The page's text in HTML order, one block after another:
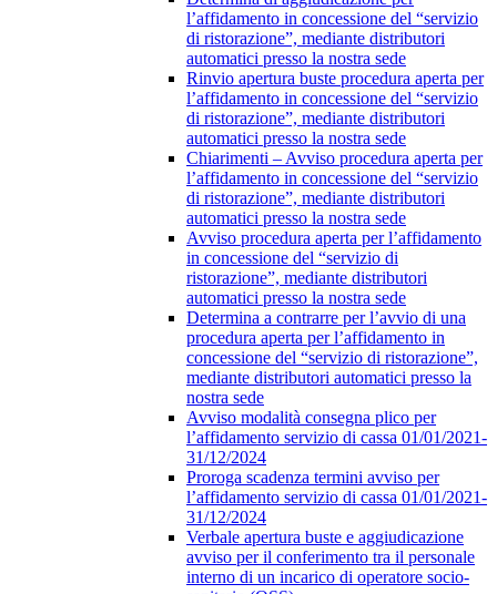
l’affidamento in concessione del “servizio
di ristorazione”, mediante distributori
automatici presso la nostra sede
Rinvio apertura buste procedura aperta per
l’affidamento in concessione del “servizio
di ristorazione”, mediante distributori
automatici presso la nostra sede
Chiarimenti – Avviso procedura aperta per
l’affidamento in concessione del “servizio
di ristorazione”, mediante distributori
automatici presso la nostra sede
Avviso procedura aperta per l’affidamento
in concessione del “servizio di
ristorazione”, mediante distributori
automatici presso la nostra sede
Determina a contrarre per l’avvio di una
procedura aperta per l’affidamento in
concessione del “servizio di ristorazione”,
mediante distributori automatici presso la
nostra sede
Avviso modalità consegna plico per
l’affidamento servizio di cassa 01/01/2021-
31/12/2024
Proroga scadenza termini avviso per
l’affidamento servizio di cassa 01/01/2021-
31/12/2024
Verbale apertura buste e aggiudicazione
avviso per il conferimento tra il personale
interno di un incarico di operatore socio-